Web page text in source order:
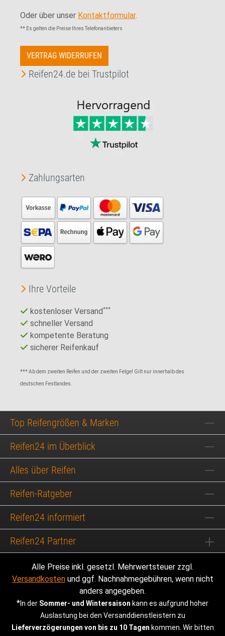
Oder über unser Kontaktformular.
** Es gelten die Preise Ihres Telefonanbieters
VERTRAG WIDERRUFEN
Reifen24.de bei Trustpilot
Zahlungsarten
Ihre Vorteile
kostenloser Versand***
schneller Versand
kompetente Beratung
sicherer Reifenkauf
*** Ab dem zweiten Reifen und der zweiten Felge! Gilt nur innerhalb des
deutschen Festlandes.
Top Reifengrößen & Marken
Reifen24 im Überblick
Alles über Reifen
Reifen-Ratgeber
Reifen24 informiert
Reifen24 Partner
Alle Preise inkl. gesetzl. Mehrwertsteuer zzgl.
Versandkostenund ggf. Nachnahmegebühren, wenn nicht
anders angegeben.
*In der Sommer- und Wintersaison kann es aufgrund hoher
Auslastung bei den Versanddienstleistern zu
Lieferverzögerungen von bis zu 10 Tagen kommen. Wir bitten